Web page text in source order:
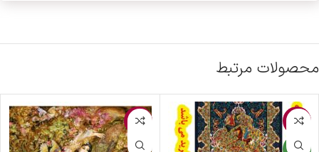
محصولات مرتبط
-3%
جدید
-2%